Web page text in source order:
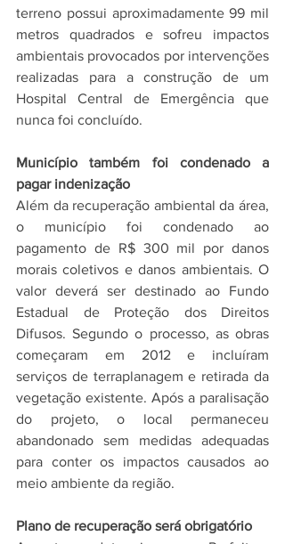
terreno possui aproximadamente 99 mil
metros quadrados e sofreu impactos
ambientais provocados por intervenções
realizadas para a construção de um
Hospital Central de Emergência que
nunca foi concluído.
Município também foi condenado a
pagar indenização
Além da recuperação ambiental da área,
o município foi condenado ao
pagamento de R$ 300 mil por danos
morais coletivos e danos ambientais. O
valor deverá ser destinado ao Fundo
Estadual de Proteção dos Direitos
Difusos. Segundo o processo, as obras
começaram em 2012 e incluíram
serviços de terraplanagem e retirada da
vegetação existente. Após a paralisação
do projeto, o local permaneceu
abandonado sem medidas adequadas
para conter os impactos causados ao
meio ambiente da região.
Plano de recuperação será obrigatório